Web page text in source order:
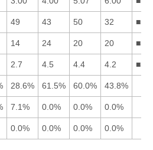
49 43 50 32
14 24 20 20
2.7 4.5 4.4 4.2
28.6% 61.5% 60.0% 43.8%
7.1% 0.0% 0.0% 0.0%
0.0% 0.0% 0.0% 0.0%